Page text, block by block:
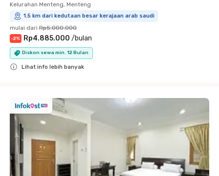
Kelurahan Menteng, Menteng
1.5 km dari kedutaan besar kerajaan arab saudi
mulai dari Rp5.000.000
-2% Rp4.885.000 /bulan
Diskon sewa min. 12 Bulan
Lihat info lebih banyak